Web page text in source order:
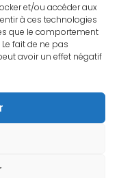
et/ou accéder aux
à ces technologies
que le comportement
fait de ne pas
avoir un effet négatif